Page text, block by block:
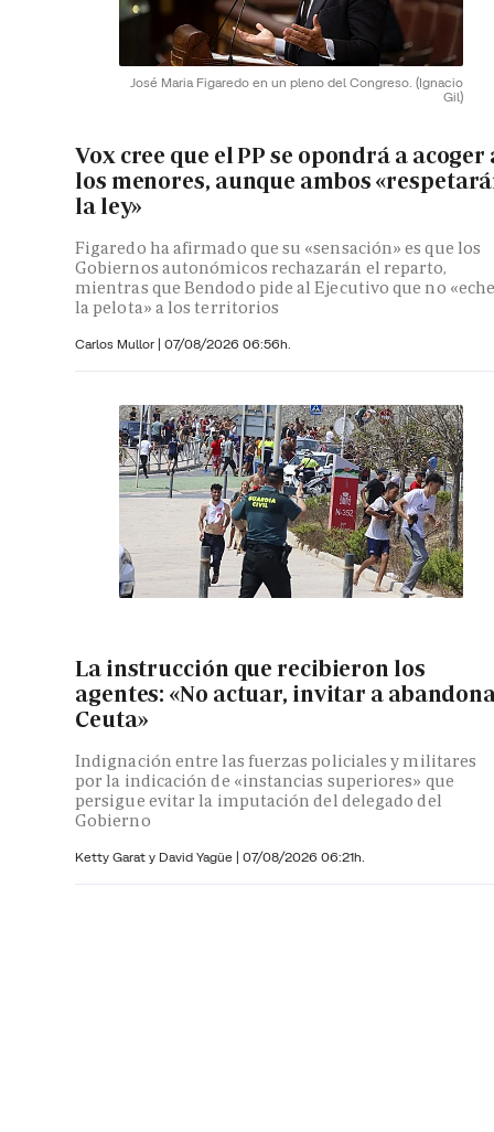
José Maria Figaredo en un pleno del Congreso. (Ignacio
Gil)
Vox cree que el PP se opondrá a acoger
los menores, aunque ambos
la ley»
Figaredo ha afirmado que su «sensación» es que los
Gobiernos autonómicos rechazarán el reparto,
mientras que Bendodo pide al Ejecutivo que no
la pelota» a los territorios
Carlos Mullor | 07/08/2026 06:56h.
La instrucción que recibieron los
agentes: «No actuar, invitar a
Ceuta»
Indignación entre las fuerzas policiales y militares
por la indicación de «instancias superiores» que
persigue evitar la imputación del delegado del
Gobierno
Ketty Garat y David Yagüe | 07/08/2026 06:21h.